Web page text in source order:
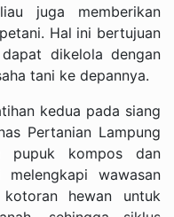
juga memberikan
Hal ini bertujuan
dikelola dengan
tani ke depannya.
kedua pada siang
Pertanian Lampung
pupuk kompos dan
wawasan
hewan untuk